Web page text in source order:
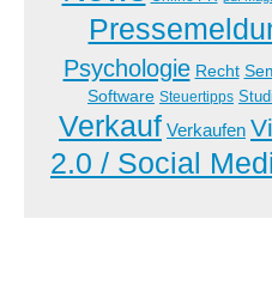
Psychologie Recht
Software Steuertipps
Verkauf Verkaufen
2.0 / Social